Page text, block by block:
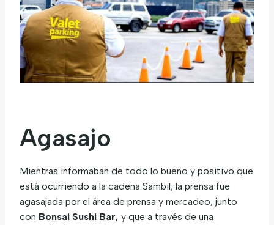
Agasajo
Mientras informaban de todo lo bueno y positivo que
está ocurriendo a la cadena Sambil, la prensa fue
agasajada por el área de prensa y mercadeo, junto
con Bonsai Sushi Bar, y que a través de una